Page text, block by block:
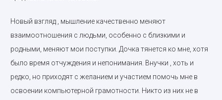
Новый взгляд , мышление качественно меняют
взаимоотношения с людьми, особенно с близкими и
родными, меняют мои поступки. Дочка тянется ко мне, хотя
было время отчуждения и непонимания. Внучки , хоть и
редко, но приходят с желанием и участием помочь мне в
освоении компьютерной грамотности. Никто из них не в